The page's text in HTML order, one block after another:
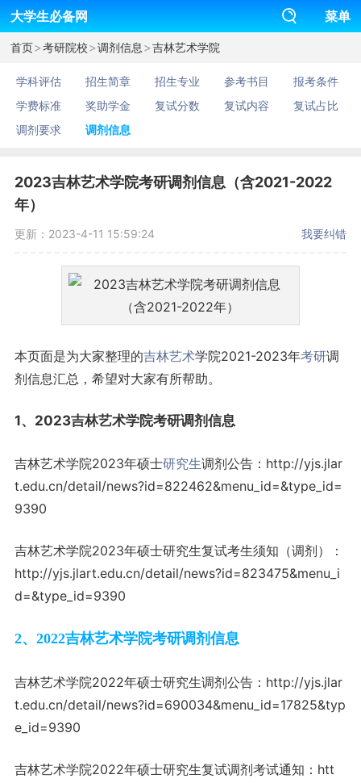
大学生必备网 菜单
首页>考研院校>调剂信息 >吉林艺术学院
学科评估 招生简章 招生专业 参考书目
报考条件
学费标准
奖助学金 复试分数 复试内容
复试占比
调剂要求
调剂信息
2023吉林艺术学院考研调剂信息（含2021-2022
年）
更新：2023-4-11 15:59:24 我要纠错
本页面是为大家整理的吉林艺术学院2021-2023年考研调
剂信息汇总，希望对大家有所帮助。
1、2023吉林艺术学院考研调剂信息
吉林艺术学院2023年硕士研究生调剂公告：http://yjs.jlar
t.edu.cn/detail/news?id=822462&menu_id=&type_id=
9390
吉林艺术学院2023年硕士研究生复试考生须知（调剂）：
http://yjs.jlart.edu.cn/detail/news?id=823475&menu_i
d=&type_id=9390
2、2022吉林艺术学院考研调剂信息
吉林艺术学院2022年硕士研究生调剂公告：http://yjs.jlar
t.edu.cn/detail/news?id=690034&menu_id=17825&typ
e_id=9390
吉林艺术学院2022年硕士研究生复试调剂考试通知：htt